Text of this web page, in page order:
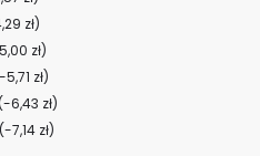
zł)
zł)
zł)
6,43 zł)
(-7,14 zł)